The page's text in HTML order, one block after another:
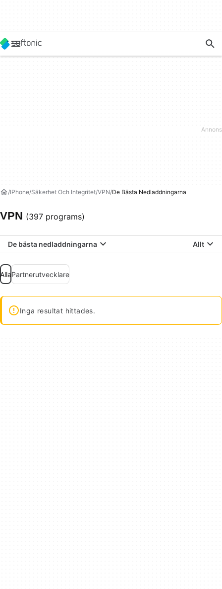
IPhone Säkerhet Och Integritet VPN De Bästa Nedladdningarna
VPN (397 programs)
De bästa nedladdningarna Allt
AllaPartnerutvecklare
Inga resultat hittades.